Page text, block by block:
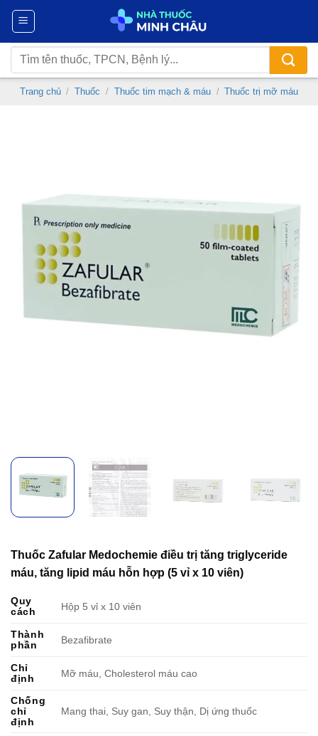
Chuyển
nội
dung
Tìm
kiếm:
Trang chủ / Thuốc / Thuốc tim mạch & máu / Thuốc trị mỡ máu
Thuốc Zafular Medochemie điều trị tăng triglyceride
máu, tăng lipid máu hỗn hợp (5 vỉ x 10 viên)
Quy
cách
Hộp 5 vỉ x 10 viên
Thành
phần
Bezafibrate
Chỉ
định
Mỡ máu, Cholesterol máu cao
Chống
chỉ
định
Mang thai, Suy gan, Suy thận, Dị ứng thuốc